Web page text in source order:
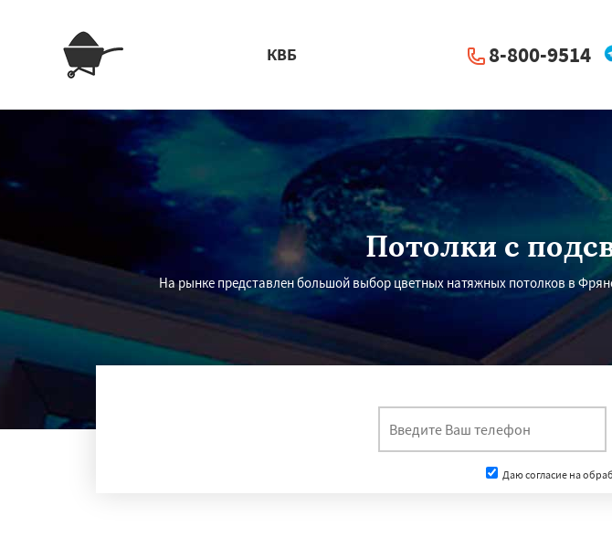
КВБ 8-800-9514
Потолки с
На рынке представлен большой выбор цветных натяжных потолков в
Даю согласие на